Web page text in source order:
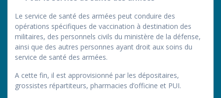
Le service de santé des armées peut conduire des
opérations spécifiques de vaccination à destination des
militaires, des personnels civils du ministère de la défense,
ainsi que des autres personnes ayant droit aux soins du
service de santé des armées.
A cette fin, il est approvisionné par les dépositaires,
grossistes répartiteurs, pharmacies d’officine et PUI.